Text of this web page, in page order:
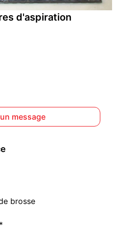
d'aspiration
message
brosse